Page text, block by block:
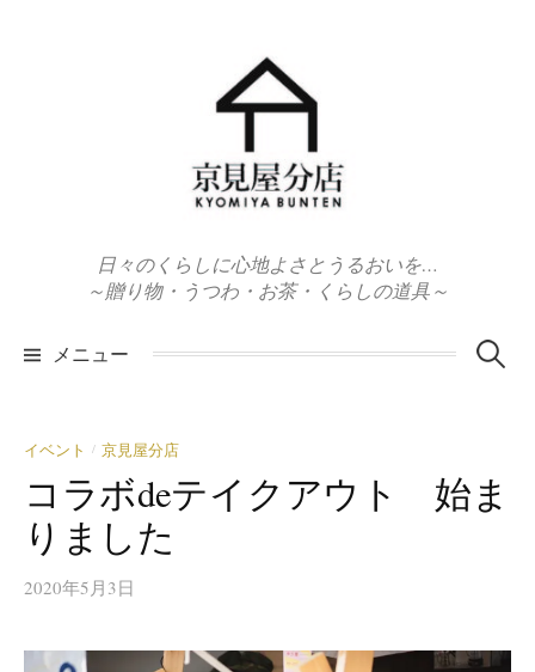
日々のくらしに心地よさとうるおいを…
～贈り物・うつわ・お茶・くらしの道具～
メニュー 検
イベント / 京見屋分店
コラボdeテイクアウト 始ま
りました
2020年5月3日